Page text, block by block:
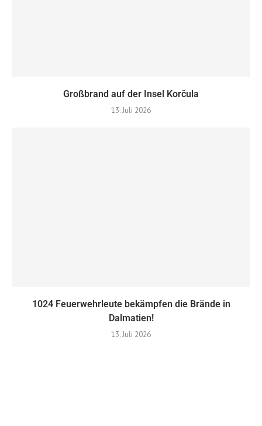
Großbrand auf der Insel Korčula
13. Juli 2026
1024 Feuerwehrleute bekämpfen die Brände in
Dalmatien!
13. Juli 2026